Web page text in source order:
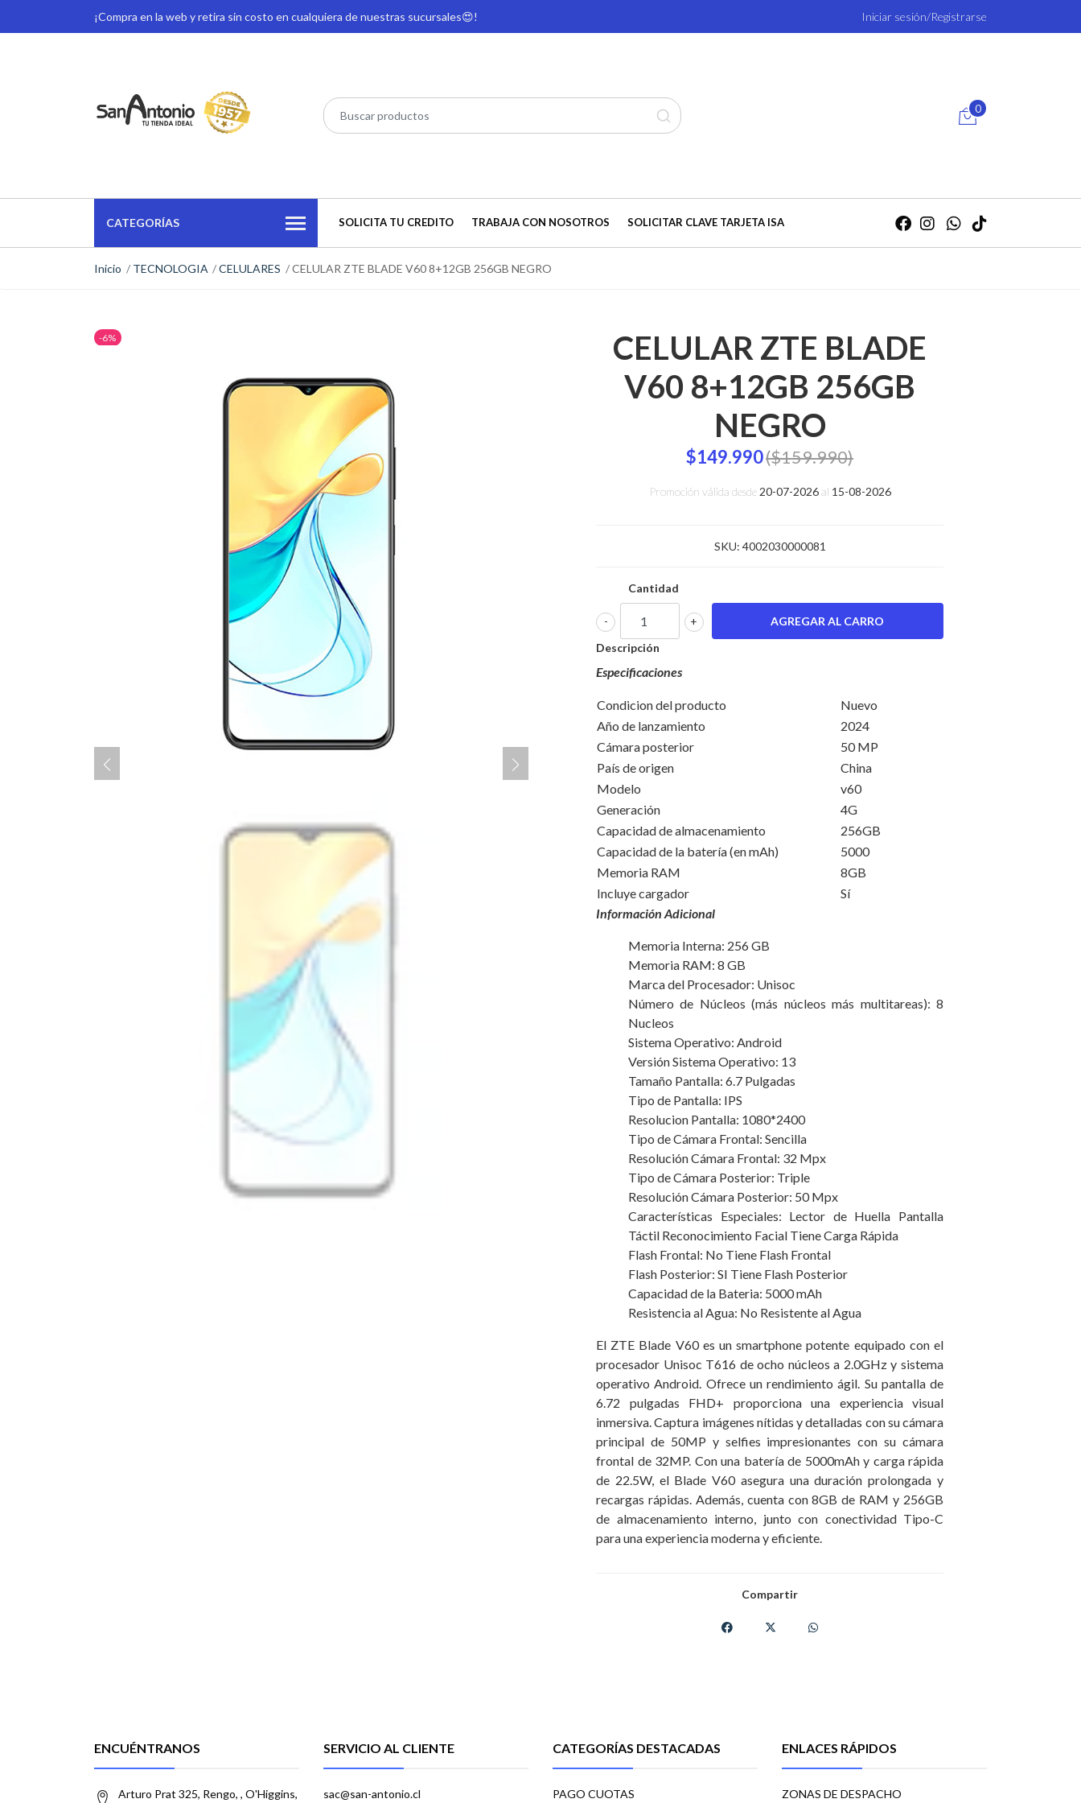
¡Compra en la web y retira sin costo en cualquiera de nuestras sucursales😍! Iniciar sesión/Registrarse
0
CATEGORÍAS SOLICITA TU CREDITO TRABAJA CON NOSOTROS SOLICITAR CLAVE TARJETA ISA
Inicio TECNOLOGIA CELULARES CELULAR ZTE BLADE V60 8+12GB 256GB NEGRO
-6%
CELULAR ZTE BLADE
V60 8+12GB 256GB
NEGRO
$149.990($159.990)
Promoción válida desde 20-07-2026al 15-08-2026
SKU: 4002030000081
Cantidad
+
-
Descripción
Especificaciones
Condicion del producto
Nuevo
Año de lanzamiento
2024
Cámara posterior
50 MP
País de origen
China
Modelo
v60
Generación
4G
Capacidad de almacenamiento
256GB
Capacidad de la batería (en mAh)
5000
Memoria RAM
8GB
Incluye cargador
Sí
Información Adicional
Memoria Interna: 256 GB
Memoria RAM: 8 GB
Marca del Procesador: Unisoc
Número de Núcleos (más núcleos más multitareas): 8
Nucleos
Sistema Operativo: Android
Versión Sistema Operativo: 13
Tamaño Pantalla: 6.7 Pulgadas
Tipo de Pantalla: IPS
Resolucion Pantalla: 1080*2400
Tipo de Cámara Frontal: Sencilla
Resolución Cámara Frontal: 32 Mpx
Tipo de Cámara Posterior: Triple
Resolución Cámara Posterior: 50 Mpx
Características Especiales: Lector de Huella Pantalla
Táctil Reconocimiento Facial Tiene Carga Rápida
Flash Frontal: No Tiene Flash Frontal
Flash Posterior: SI Tiene Flash Posterior
Capacidad de la Bateria: 5000 mAh
Resistencia al Agua: No Resistente al Agua
El ZTE Blade V60 es un smartphone potente equipado con el
procesador Unisoc T616 de ocho núcleos a 2.0GHz y sistema
operativo Android. Ofrece un rendimiento ágil. Su pantalla de
6.72 pulgadas FHD+ proporciona una experiencia visual
inmersiva. Captura imágenes nítidas y detalladas con su cámara
principal de 50MP y selfies impresionantes con su cámara
frontal de 32MP. Con una batería de 5000mAh y carga rápida
de 22.5W, el Blade V60 asegura una duración prolongada y
recargas rápidas. Además, cuenta con 8GB de RAM y 256GB
de almacenamiento interno, junto con conectividad Tipo-C
para una experiencia moderna y eficiente.
Compartir
ENCUÉNTRANOS
Arturo Prat 325, Rengo, , O'Higgins,
SERVICIO AL CLIENTE
sac@san-antonio.cl
CATEGORÍAS DESTACADAS
PAGO CUOTAS
ENLACES RÁPIDOS
ZONAS DE DESPACHO